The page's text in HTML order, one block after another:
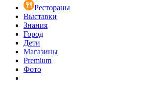
Рестораны
Выставки
Знания
Город
Дети
Магазины
Premium
Фото